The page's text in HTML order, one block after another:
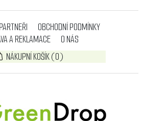
PARTNEŘI
OBCHODNÍ PODMÍNKY
A REKLAMACE
O NÁS
NÁKUPNÍ KOŠÍK(0)